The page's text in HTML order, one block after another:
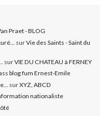
Praet - BLOG
surVie des Saints - Saint du
surVIE DU CHATEAU à FERNEY
blog fum Ernest-Emile
surXYZ, ABCD
nationaliste